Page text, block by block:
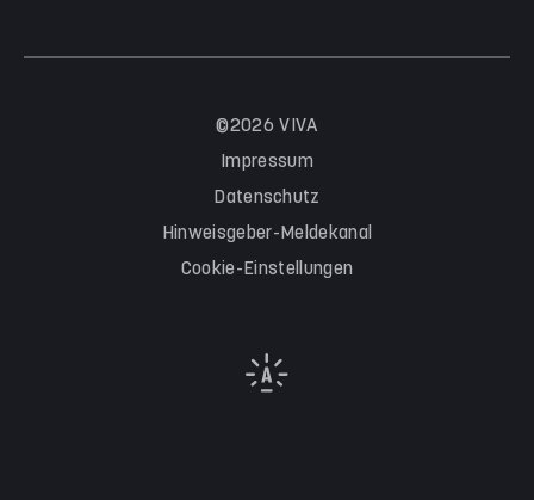
©2026 VIVA
Impressum
Datenschutz
Hinweisgeber-Meldekanal
Cookie-Einstellungen